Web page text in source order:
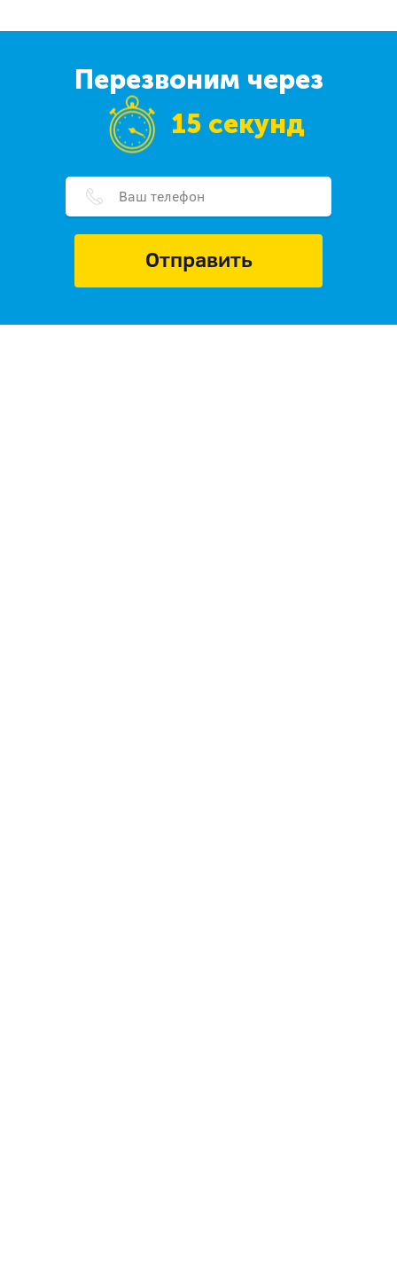
Перезвоним через
15 секунд
Отправить